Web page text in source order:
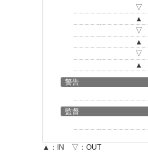
▽
▲
▽
▲
▽
▲
警告
監督
▲：IN ▽：OUT